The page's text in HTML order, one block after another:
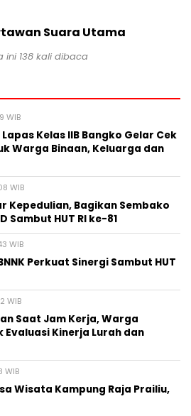
Suara Utama
ini 138kali dibaca
WIB
Lapas Kelas IIB Bangko Gelar Cek
Warga Binaan, Keluarga dan
WIB
Kepedulian, Bagikan Sembako
Sambut HUT RI ke-81
WIB
Perkuat Sinergi Sambut HUT
WIB
Saat Jam Kerja, Warga
Evaluasi Kinerja Lurah dan
WIB
Wisata Kampung Raja Prailiu,